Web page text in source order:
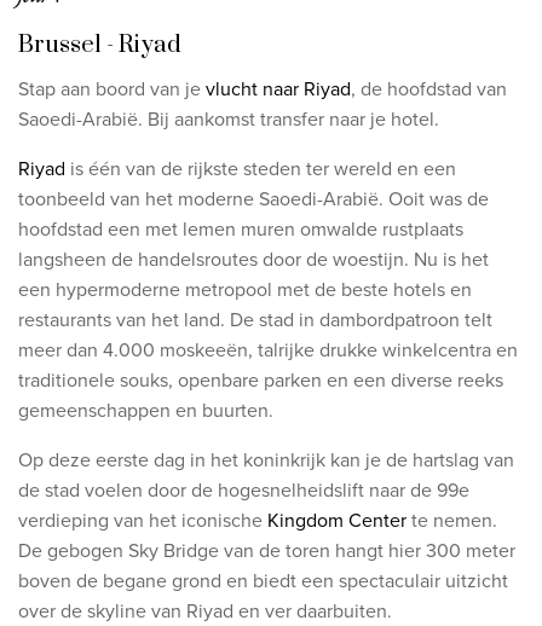
Brussel - Riyad
Stap aan boord van jevlucht naar Riyad, de hoofdstad van
Saoedi-Arabië. Bij aankomst transfer naar je hotel.
Riyad is één van de rijkste steden ter wereld en een
toonbeeld van het moderne Saoedi-Arabië. Ooit was de
hoofdstad een met lemen muren omwalde rustplaats
langsheen de handelsroutes door de woestijn. Nu is het
een hypermoderne metropool met de beste hotels en
restaurants van het land. De stad in dambordpatroon telt
meer dan 4.000 moskeeën, talrijke drukke winkelcentra en
traditionele souks, openbare parken en een diverse reeks
gemeenschappen en buurten.
Op deze eerste dag in het koninkrijk kan je de hartslag van
de stad voelen door de hogesnelheidslift naar de 99e
verdieping van het iconische Kingdom Centerte nemen.
De gebogen Sky Bridge van de toren hangt hier 300 meter
boven de begane grond en biedt een spectaculair uitzicht
over de skyline van Riyad en ver daarbuiten.